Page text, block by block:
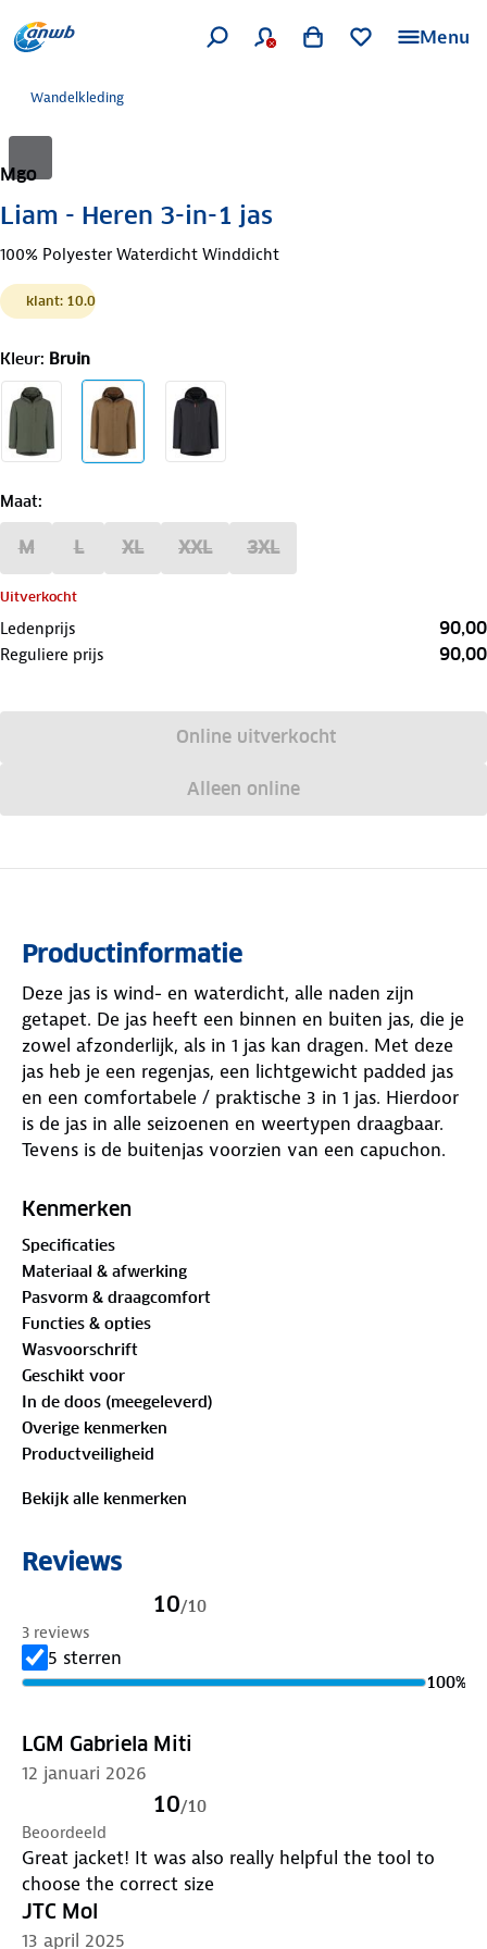
Menu
Wandelkleding
Mgo
Liam - Heren 3-in-1 jas
100% Polyester Waterdicht Winddicht
klant: 10.0
Kleur: Bruin
Maat:
M L XL XXL 3XL
Uitverkocht
Ledenprijs 90,00
Reguliere prijs 90,00
Online uitverkocht
Alleen online
Productinformatie
Deze jas is wind- en waterdicht, alle naden zijn
getapet. De jas heeft een binnen en buiten jas, die je
zowel afzonderlijk, als in 1 jas kan dragen. Met deze
jas heb je een regenjas, een lichtgewicht padded jas
en een comfortabele / praktische 3 in 1 jas. Hierdoor
is de jas in alle seizoenen en weertypen draagbaar.
Tevens is de buitenjas voorzien van een capuchon.
waarvan alle drie een ritsluiting hebben. De binnen
drie te sluiten met een rits
Kenmerken
Specificaties
Materiaal & afwerking
Pasvorm & draagcomfort
Functies & opties
Wasvoorschrift
Geschikt voor
In de doos (meegeleverd)
Overige kenmerken
Productveiligheid
Bekijk alle kenmerken
Reviews
10/10
3 reviews
5 sterren
100%
LGM Gabriela Miti
12 januari 2026
10/10
Beoordeeld
Great jacket! It was also really helpful the tool to
choose the correct size
JTC Mol
13 april 2025